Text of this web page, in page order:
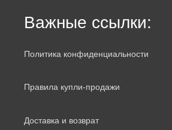
Важные ссылки:
Политика конфиденциальности
Правила купли-продажи
Доставка и возврат